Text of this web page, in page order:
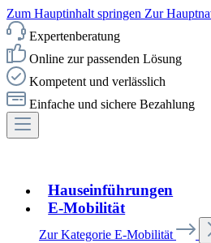
Zum Hauptinhalt springen Zur
Expertenberatung
Online zur passenden Lösung
Kompetent und verlässlich
Einfache und sichere Bezahlung
Hauseinführungen
E-Mobilität
Zur Kategorie E-Mobilität